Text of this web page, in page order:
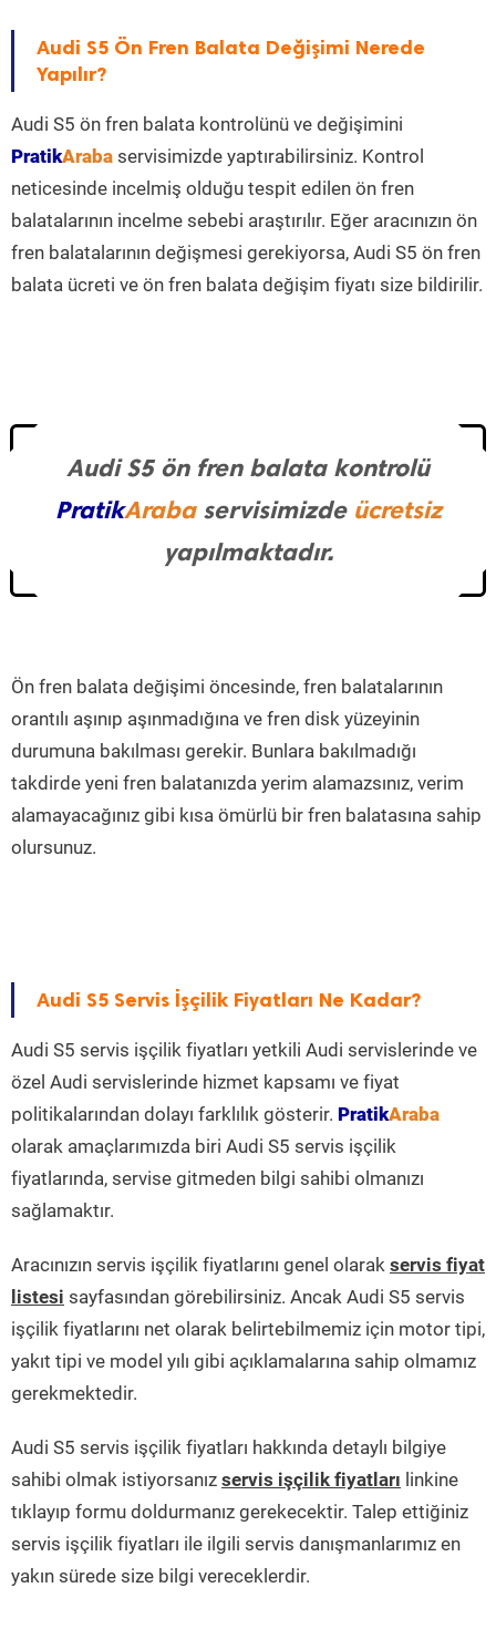
Audi S5 Ön Fren Balata Değişimi Nerede
Yapılır?
Audi S5 ön fren balata kontrolünü ve değişimini
PratikAraba servisimizde yaptırabilirsiniz. Kontrol
neticesinde incelmiş olduğu tespit edilen ön fren
balatalarının incelme sebebi araştırılır. Eğer aracınızın ön
fren balatalarının değişmesi gerekiyorsa, Audi S5 ön fren
balata ücreti ve ön fren balata değişim fiyatı size bildirilir.
Audi S5 ön fren balata kontrolü
PratikArabaservisimizde ücretsiz
yapılmaktadır.
Ön fren balata değişimi öncesinde, fren balatalarının
orantılı aşınıp aşınmadığına ve fren disk yüzeyinin
durumuna bakılması gerekir. Bunlara bakılmadığı
takdirde yeni fren balatanızda yerim alamazsınız, verim
alamayacağınız gibi kısa ömürlü bir fren balatasına sahip
olursunuz.
Audi S5 Servis İşçilik Fiyatları Ne Kadar?
Audi S5 servis işçilik fiyatları yetkili Audi servislerinde ve
özel Audi servislerinde hizmet kapsamı ve fiyat
politikalarından dolayı farklılık gösterir. PratikAraba
olarak amaçlarımızda biri Audi S5 servis işçilik
fiyatlarında, servise gitmeden bilgi sahibi olmanızı
sağlamaktır.
Aracınızın servis işçilik fiyatlarını genel olarak servis fiyat
listesi sayfasından görebilirsiniz. Ancak Audi S5 servis
işçilik fiyatlarını net olarak belirtebilmemiz için motor tipi,
yakıt tipi ve model yılı gibi açıklamalarına sahip olmamız
gerekmektedir.
Audi S5 servis işçilik fiyatları hakkında detaylı bilgiye
sahibi olmak istiyorsanız servis işçilik fiyatları linkine
tıklayıp formu doldurmanız gerekecektir. Talep ettiğiniz
servis işçilik fiyatları ile ilgili servis danışmanlarımız en
yakın sürede size bilgi vereceklerdir.